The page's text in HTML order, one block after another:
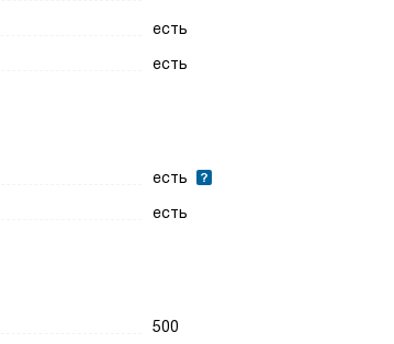
есть
есть
есть
есть
500